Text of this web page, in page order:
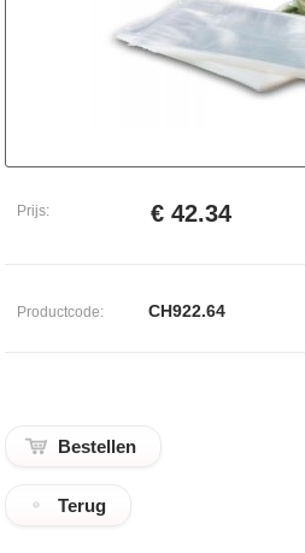
Prijs: € 42.34
Productcode: CH922.64
Terug